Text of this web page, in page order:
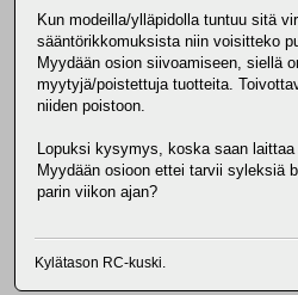
Kun modeilla/ylläpidolla tuntuu sitä
sääntörikkomuksista niin voisitteko
Myydään osion siivoamiseen, siellä
myytyjä/poistettuja tuotteita.
niiden poistoon.
Lopuksi kysymys, koska saan
Myydään osioon ettei tarvii syleksiä
parin viikon ajan?
Kylätason RC-kuski.